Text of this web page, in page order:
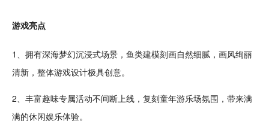
游戏亮点
1、拥有深海梦幻沉浸式场景，鱼类建模刻画自然细腻，画风绚丽
清新 ，整体游戏设计极具创意。
2、丰富趣味专属活动不间断上线，复刻童年游乐场氛围，带来满
满的休闲娱乐体验。